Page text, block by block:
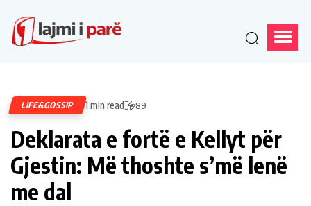
LIFE&GOSSIP 1 min read 89
Deklarata e fortë e Kellyt për
Gjestin: Më thoshte s’më lenë
me dal